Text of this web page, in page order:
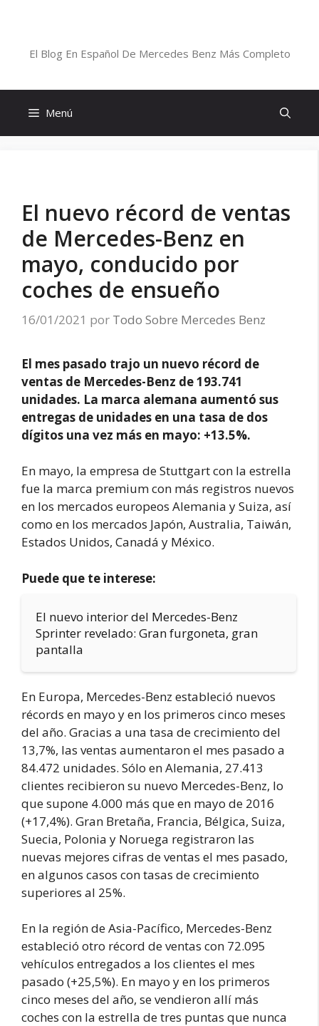
El Blog En Español De Mercedes Benz Más Completo
Menú
El nuevo récord de ventas
de Mercedes-Benz en
mayo, conducido por
coches de ensueño
16/01/2021 por Todo Sobre Mercedes Benz
El mes pasado trajo un nuevo récord de
ventas de Mercedes-Benz de 193.741
unidades. La marca alemana aumentó sus
entregas de unidades en una tasa de dos
dígitos una vez más en mayo: +13.5%.
En mayo, la empresa de Stuttgart con la estrella
fue la marca premium con más registros nuevos
en los mercados europeos Alemania y Suiza, así
como en los mercados Japón, Australia, Taiwán,
Estados Unidos, Canadá y México.
Puede que te interese:
El nuevo interior del Mercedes-Benz
Sprinter revelado: Gran furgoneta, gran
pantalla
En Europa, Mercedes-Benz estableció nuevos
récords en mayo y en los primeros cinco meses
del año. Gracias a una tasa de crecimiento del
13,7%, las ventas aumentaron el mes pasado a
84.472 unidades. Sólo en Alemania, 27.413
clientes recibieron su nuevo Mercedes-Benz, lo
que supone 4.000 más que en mayo de 2016
(+17,4%). Gran Bretaña, Francia, Bélgica, Suiza,
Suecia, Polonia y Noruega registraron las
nuevas mejores cifras de ventas el mes pasado,
en algunos casos con tasas de crecimiento
superiores al 25%.
En la región de Asia-Pacífico, Mercedes-Benz
estableció otro récord de ventas con 72.095
vehículos entregados a los clientes el mes
pasado (+25,5%). En mayo y en los primeros
cinco meses del año, se vendieron allí más
coches con la estrella de tres puntas que nunca